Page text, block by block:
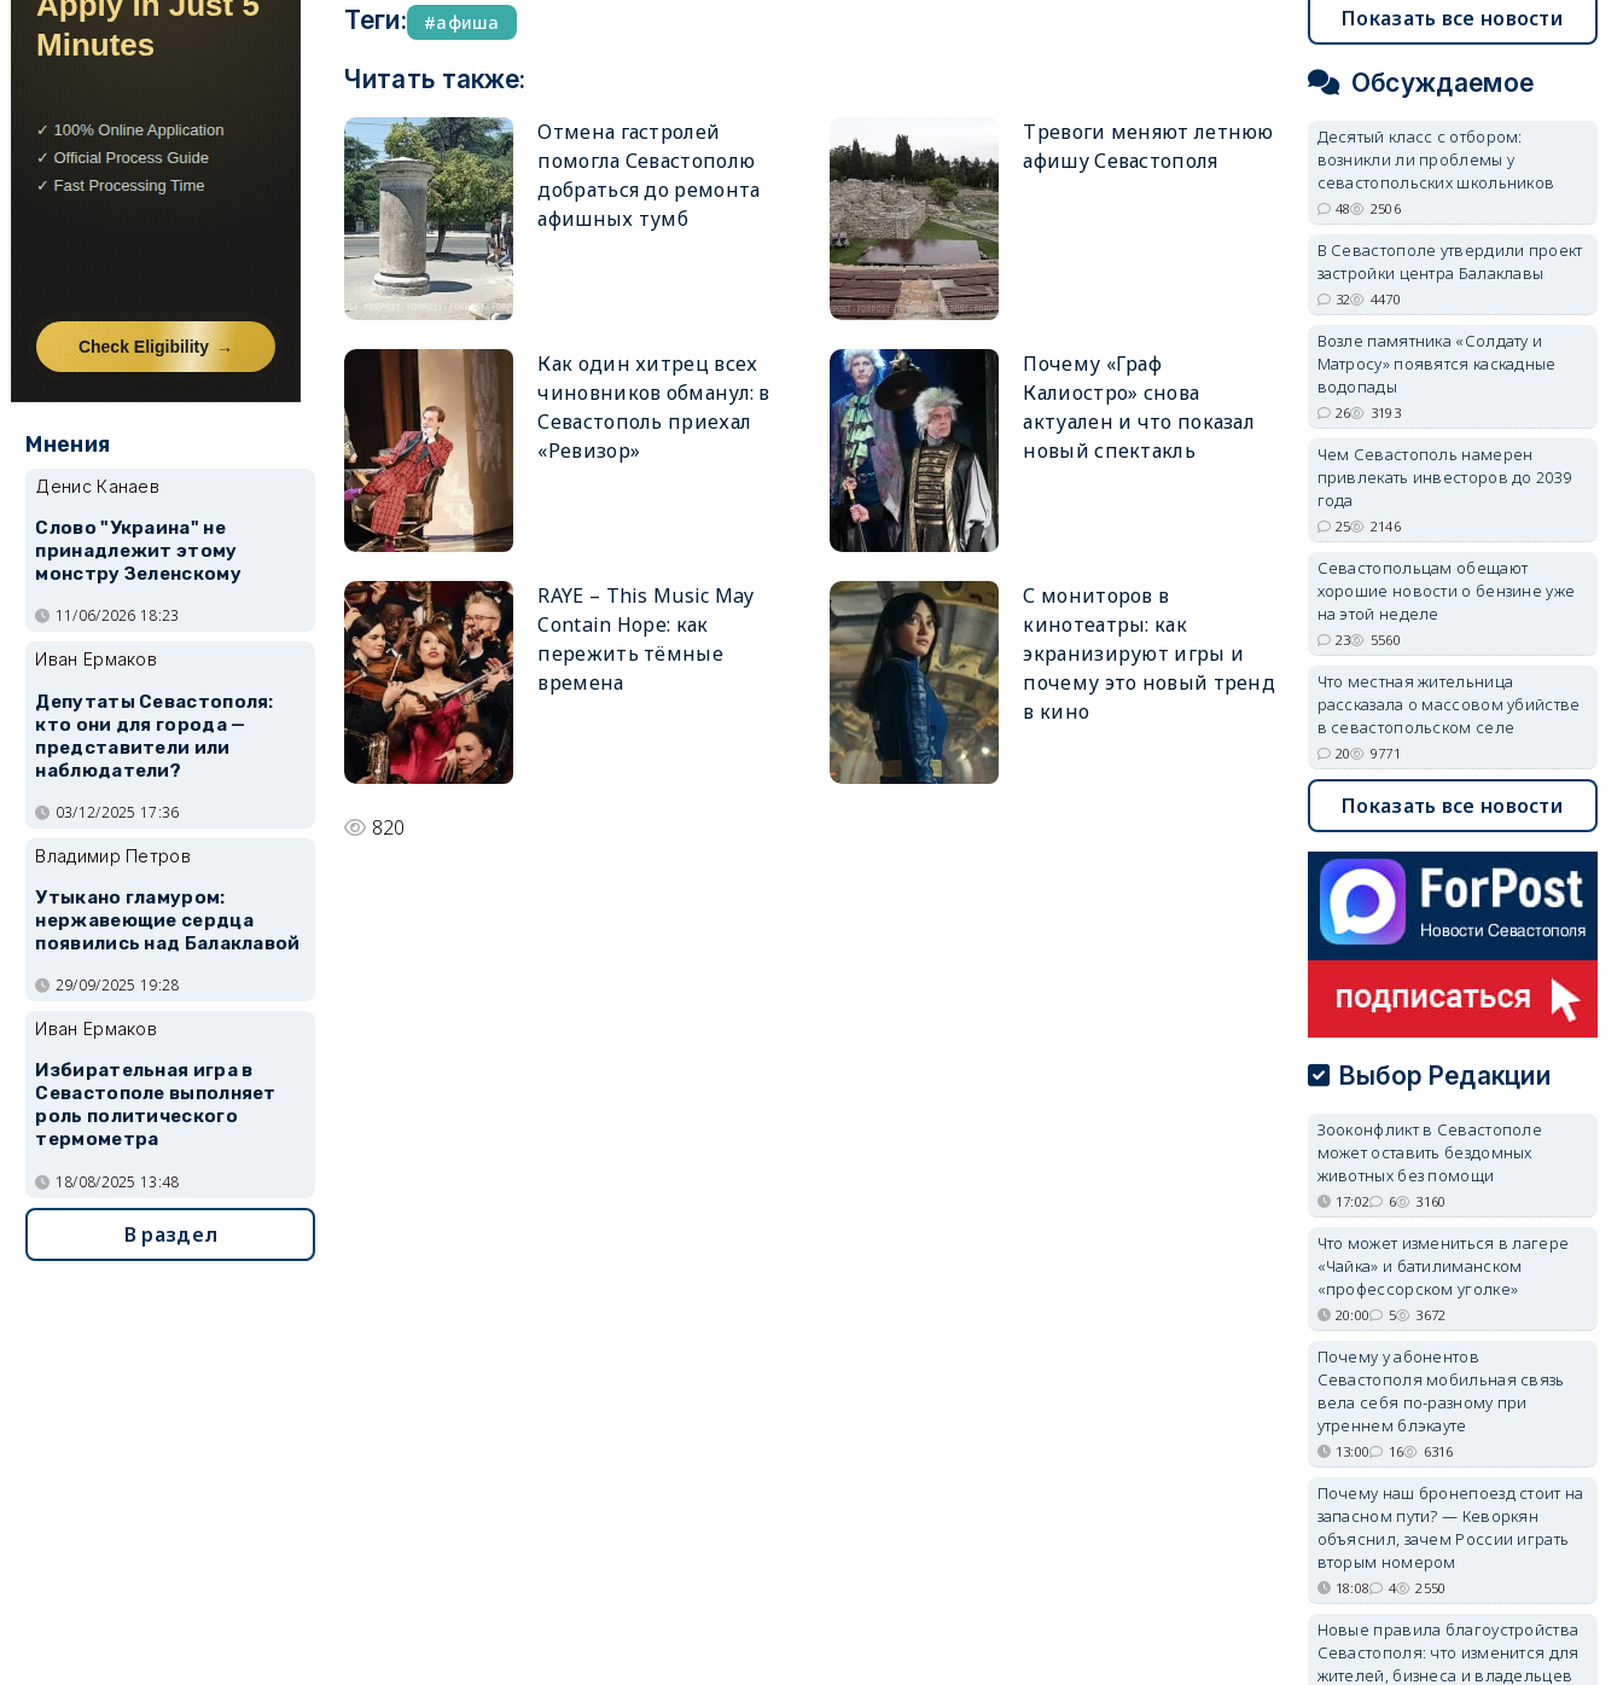
Теги: афиша
Читать также:
Отмена гастролей
помогла Севастополю
добраться до ремонта
афишных тумб
Тревоги меняют летнюю
афишу Севастополя
Как один хитрец всех
чиновников обманул: в
Севастополь приехал
«Ревизор»
Почему «Граф
Калиостро» снова
актуален и что показал
новый спектакль
RAYE – This Music May
Contain Hope: как
пережить тёмные
времена
С мониторов в
кинотеатры: как
экранизируют игры и
почему это новый тренд
в кино
820
Мнения
Денис Канаев
Слово "Украина" не
принадлежит этому
монстру Зеленскому
11/06/2026 18:23
Иван Ермаков
Депутаты Севастополя:
кто они для города —
представители или
наблюдатели?
03/12/2025 17:36
Владимир Петров
Утыкано гламуром:
нержавеющие сердца
появились над Балаклавой
29/09/2025 19:28
Иван Ермаков
Избирательная игра в
Севастополе выполняет
роль политического
термометра
18/08/2025 13:48
В раздел
Показать все новости
Обсуждаемое
Десятый класс с отбором:
возникли ли проблемы у
севастопольских школьников
48 2506
В Севастополе утвердили проект
застройки центра Балаклавы
32 4470
Возле памятника «Солдату и
Матросу» появятся каскадные
водопады
26 3193
Чем Севастополь намерен
привлекать инвесторов до 2039
года
25 2146
Севастопольцам обещают
хорошие новости о бензине уже
на этой неделе
23 5560
Что местная жительница
рассказала о массовом убийстве
в севастопольском селе
20 9771
Показать все новости
Выбор Редакции
Зооконфликт в Севастополе
может оставить бездомных
животных без помощи
17:02 6 3160
Что может измениться в лагере
«Чайка» и батилиманском
«профессорском уголке»
20:00 5 3672
Почему у абонентов
Севастополя мобильная связь
вела себя по-разному при
утреннем блэкауте
13:00 16 6316
Почему наш бронепоезд стоит на
запасном пути? — Кеворкян
объяснил, зачем России играть
вторым номером
18:08 4 2550
Новые правила благоустройства
Севастополя: что изменится для
жителей, бизнеса и владельцев